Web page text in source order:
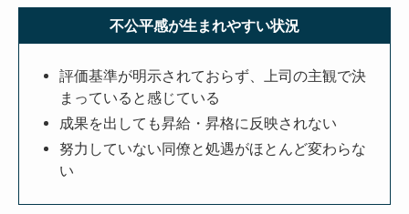
不公平感が生まれやすい状況
評価基準が明示されておらず、上司の主観で決
まっていると感じている
成果を出しても昇給・昇格に反映されない
努力していない同僚と処遇がほとんど変わらな
い